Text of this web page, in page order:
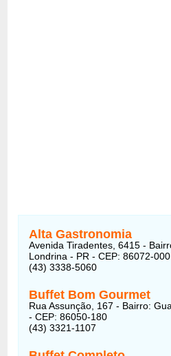
Alta Gastronomia
Avenida Tiradentes, 6415 -
Londrina - PR - CEP: 86072-000
(43) 3338-5060
Buffet Bom Gourmet
Rua Assunção, 167 - Bairro:
- CEP: 86050-180
(43) 3321-1107